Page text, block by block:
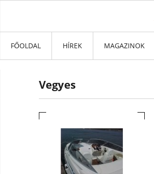
FŐOLDAL HÍREK MAGAZINOK
Vegyes